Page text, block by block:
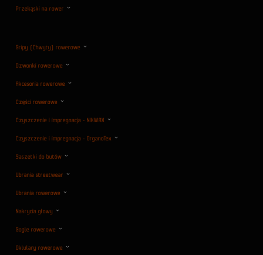
Przekąski na rower
Gripy (Chwyty) rowerowe
Dzwonki rowerowe
Akcesoria rowerowe
Części rowerowe
Czyszczenie i impregnacja - NIKWAX
Czyszczenie i impregnacja - OrganoTex
Saszetki do butów
Ubrania streetwear
Ubrania rowerowe
Nakrycia głowy
Gogle rowerowe
Oklulary rowerowe